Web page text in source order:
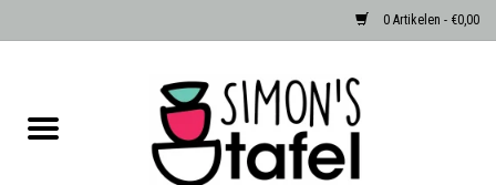
0 Artikelen - €0,00